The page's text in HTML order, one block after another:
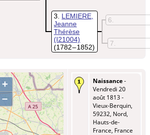
3
LEMIERE,
Jeanne
Thérèse
(I21004)
(1782 – 1852)
6
7
+
–
Naissance-
Vendredi 20
août 1813 -
Vieux-Berquin,
59232, Nord,
Hauts-de-
France, France